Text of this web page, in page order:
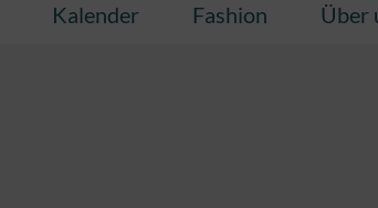
Kalender Fashion Über